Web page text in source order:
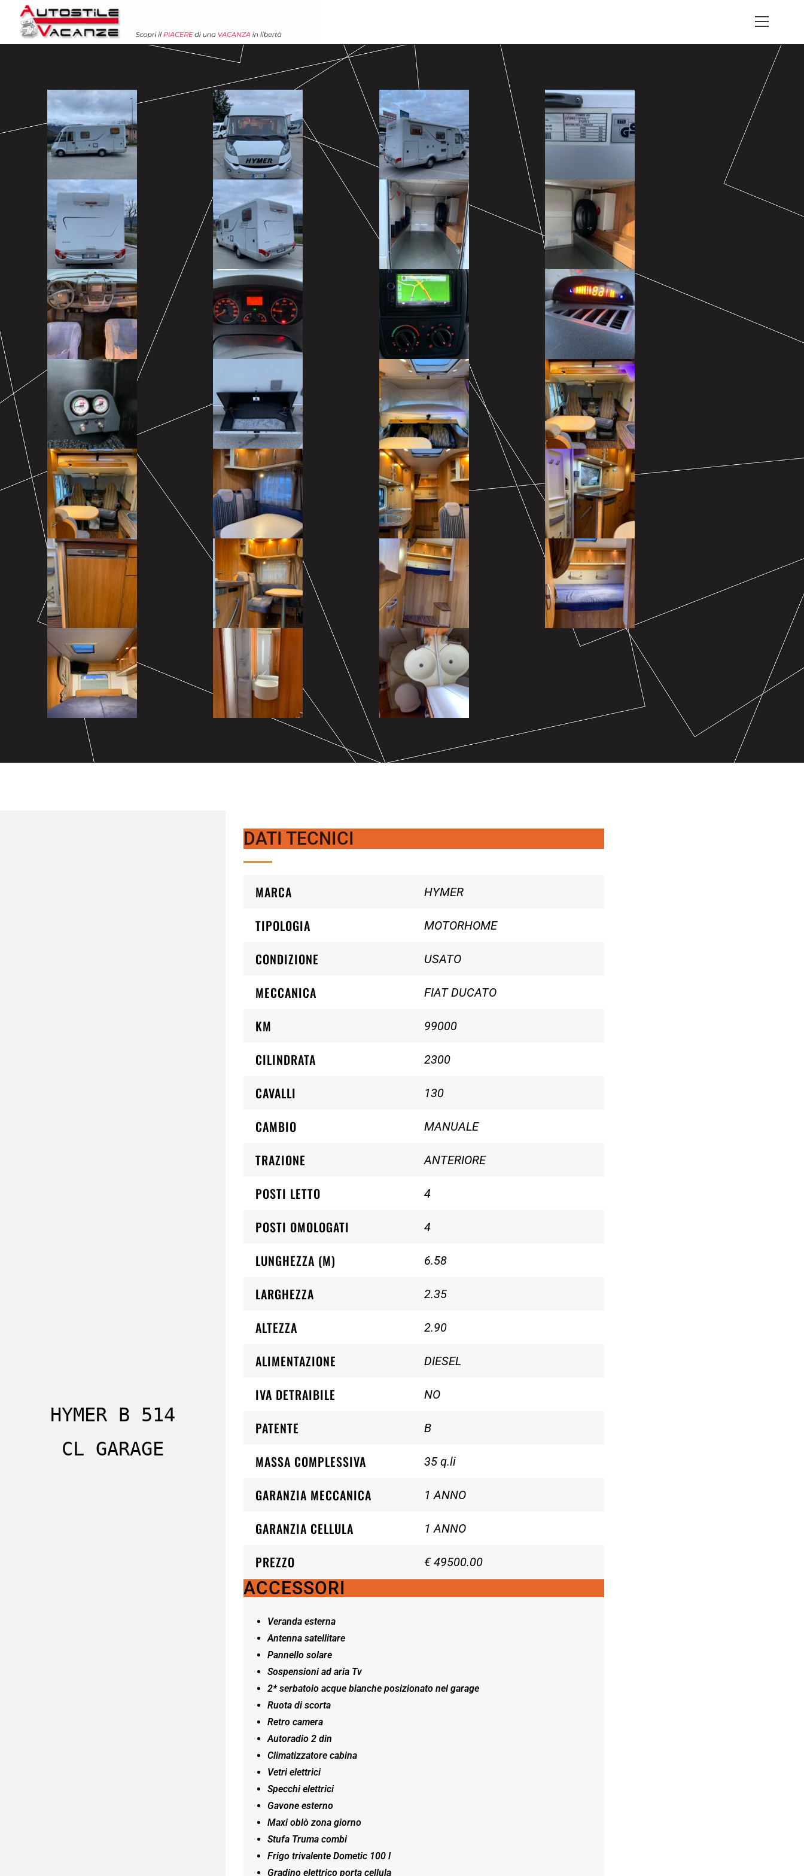
HYMER B 514
CL GARAGE
DATI TECNICI
MARCA HYMER
TIPOLOGIA MOTORHOME
CONDIZIONE USATO
MECCANICA FIAT DUCATO
KM 99000
CILINDRATA 2300
CAVALLI 130
CAMBIO MANUALE
TRAZIONE ANTERIORE
POSTI LETTO 4
POSTI OMOLOGATI 4
LUNGHEZZA (M) 6.58
LARGHEZZA 2.35
ALTEZZA 2.90
ALIMENTAZIONE DIESEL
IVA DETRAIBILE NO
PATENTE B
MASSA COMPLESSIVA 35 q.li
GARANZIA MECCANICA 1 ANNO
GARANZIA CELLULA 1 ANNO
PREZZO € 49500.00
ACCESSORI
Veranda esterna
Antenna satellitare
Pannello solare
Sospensioni ad aria Tv
2* serbatoio acque bianche posizionato nel garage
Ruota di scorta
Retro camera
Autoradio 2 din
Climatizzatore cabina
Vetri elettrici
Specchi elettrici
Gavone esterno
Maxi oblò zona giorno
Stufa Truma combi
Frigo trivalente Dometic 100 l
Gradino elettrico porta cellula